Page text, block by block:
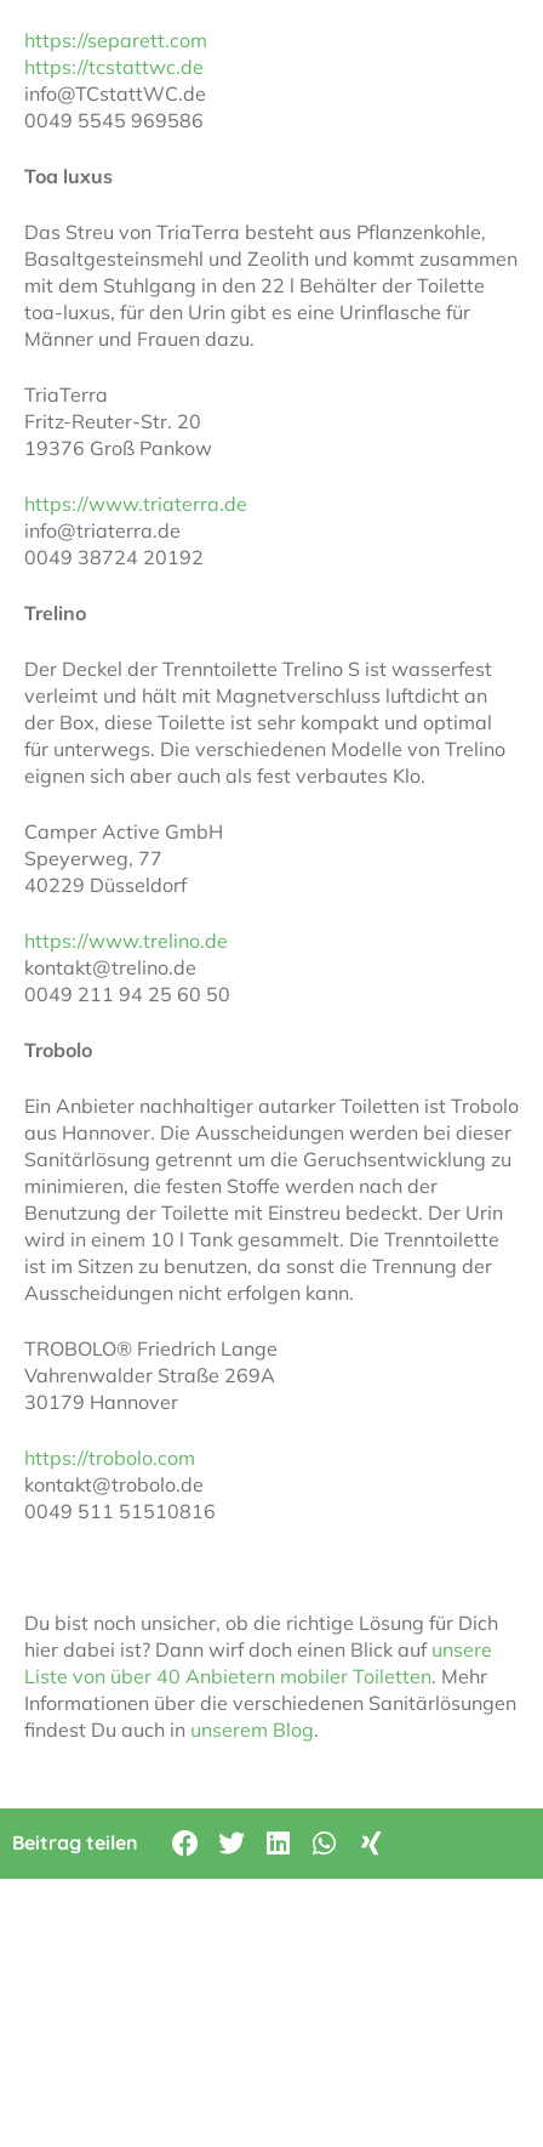
https://separett.com
https://tcstattwc.de
info@TCstattWC.de
0049 5545 969586
Toa luxus
Das Streu von TriaTerra besteht aus Pflanzenkohle,
Basaltgesteinsmehl und Zeolith und kommt zusammen
mit dem Stuhlgang in den 22 l Behälter der Toilette
toa-luxus, für den Urin gibt es eine Urinflasche für
Männer und Frauen dazu.
TriaTerra
Fritz-Reuter-Str. 20
19376 Groß Pankow
https://www.triaterra.de
info@triaterra.de
0049 38724 20192
Trelino
Der Deckel der Trenntoilette Trelino S ist wasserfest
verleimt und hält mit Magnetverschluss luftdicht an
der Box, diese Toilette ist sehr kompakt und optimal
für unterwegs. Die verschiedenen Modelle von Trelino
eignen sich aber auch als fest verbautes Klo.
Camper Active GmbH
Speyerweg, 77
40229 Düsseldorf
https://www.trelino.de
kontakt@trelino.de
0049 211 94 25 60 50
Trobolo
Ein Anbieter nachhaltiger autarker Toiletten ist Trobolo
aus Hannover. Die Ausscheidungen werden bei dieser
Sanitärlösung getrennt um die Geruchsentwicklung zu
minimieren, die festen Stoffe werden nach der
Benutzung der Toilette mit Einstreu bedeckt. Der Urin
wird in einem 10 l Tank gesammelt. Die Trenntoilette
ist im Sitzen zu benutzen, da sonst die Trennung der
Ausscheidungen nicht erfolgen kann.
TROBOLO® Friedrich Lange
Vahrenwalder Straße 269A
30179 Hannover
https://trobolo.com
kontakt@trobolo.de
0049 511 51510816
Du bist noch unsicher, ob die richtige Lösung für Dich
hier dabei ist? Dann wirf doch einen Blick auf unsere
Liste von über 40 Anbietern mobiler Toiletten. Mehr
Informationen über die verschiedenen Sanitärlösungen
findest Du auch in unserem Blog.
Beitrag teilen